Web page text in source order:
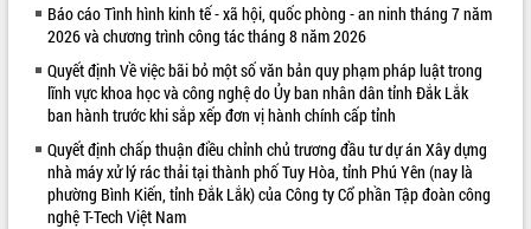
VIDEOBáo cáo Tình hình kinh tế - xã hội, quốc phòng - an ninh tháng 7 năm
2026 và chương trình công tác tháng 8 năm 2026
Quyết định Về việc bãi bỏ một số văn bản quy phạm pháp luật trong
lĩnh vực khoa học và công nghệ do Ủy ban nhân dân tỉnh Đắk Lắk
ban hành trước khi sắp xếp đơn vị hành chính cấp tỉnh
Quyết định chấp thuận điều chỉnh chủ trương đầu tư dự án Xây dựng
nhà máy xử lý rác thải tại thành phố Tuy Hòa, tỉnh Phú Yên (nay là
phường Bình Kiến, tỉnh Đắk Lắk) của Công ty Cổ phần Tập đoàn công
nghệ T-Tech Việt Nam